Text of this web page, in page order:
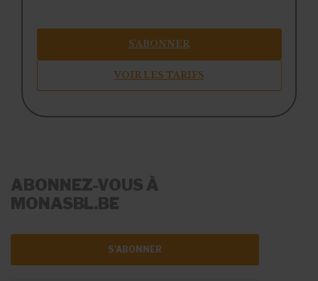
S’ABONNER
VOIR LES TARIFS
ABONNEZ-VOUS À
MONASBL.BE
S'ABONNER